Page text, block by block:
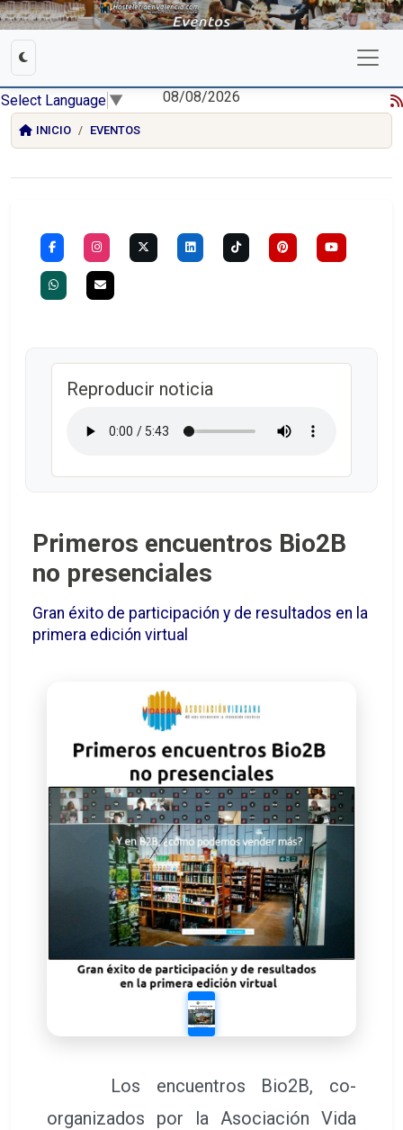
Select Language ▼ 08/08/2026
INICIO EVENTOS
Reproducir noticia
Primeros encuentros Bio2B
no presenciales
Gran éxito de participación y de resultados en la
primera edición virtual
Los encuentros Bio2B, co-
organizados por la Asociación Vida